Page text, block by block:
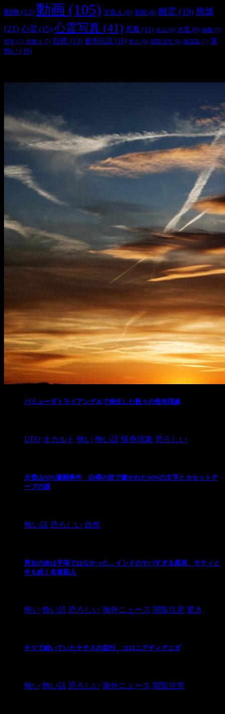
動物 (13) 動画 (105) 宇宙人 (9) 実験 (9) 幽霊 (19) 廃墟
(21) 心霊 (15) 心霊写真 (41) 悪魔 (11) 火山 (6) 火星 (9) 画像 (7)
科学 (7) 自撮り (7) 自然 (13) 都市伝説 (10) 釣り (6) 閲覧注意 (6) 陰謀論 (7) 鬼
怖い (10)
バミューダトライアングルで発生した数々の怪奇現象
UFO オカルト 怖い 怖い話 怪奇現象 恐ろしい
大雪山SOS遭難事件 白樺の枝で書かれたSOSの文字とカセットテ
ープの謎
怖い話 恐ろしい 自然
男女の命は平等ではなかった…インドのヤバすぎる風習、サティと
今も続く名誉殺人
怖い 怖い話 恐ろしい 海外ニュース 閲覧注意 驚き
チリで続いていたナチスの蛮行、コロニアディグニダ
怖い 怖い話 恐ろしい 海外ニュース 閲覧注意